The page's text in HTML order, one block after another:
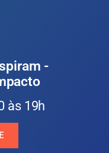
-
às 19h